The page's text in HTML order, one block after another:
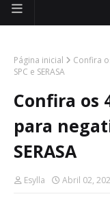
Página inicial
Confira
SPC e SERASA
Confira os
para
SERASA
Esylla Abril 02,